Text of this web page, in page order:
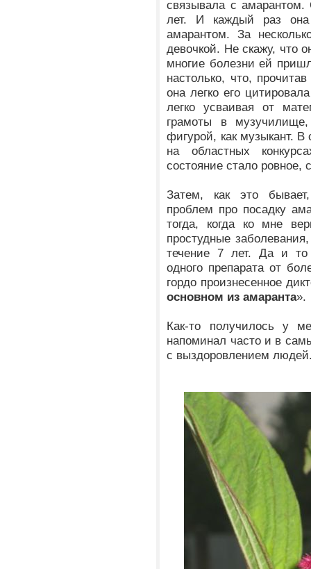
связывала с
лет. И каждый раз
амарантом. За
девочкой. Не скажу, что
многие болезни ей
настолько, что,
она легко его
легко усваивая от
грамоты в
фигурой, как музыкант. В
на областных
состояние стало ровное,
Затем, как это
проблем про посадку
тогда, когда ко мне
простудные
течение 7 лет. Да и то
одного препарата от
гордо произнесенное
основном из амаранта».
Как-то получилось у
напоминал часто и в
с выздоровлением